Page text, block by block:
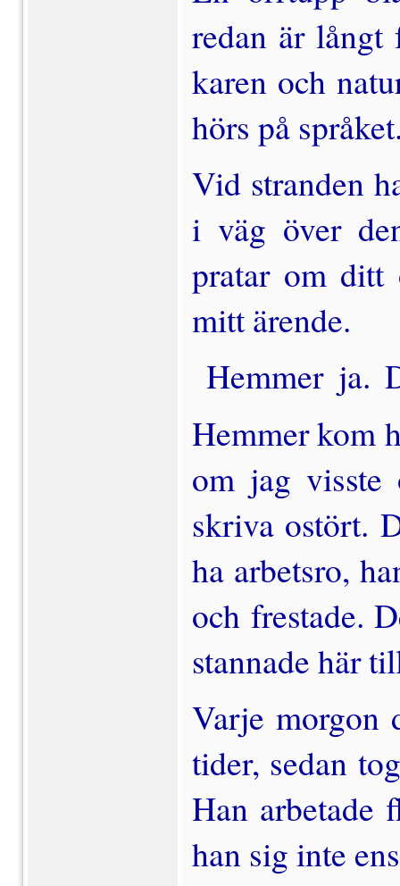
redan är
karen och
hörs på
Vid stranden
i väg över
pratar om
mitt ärende.
 Hemmer
Hemmer kom
om jag visste
skriva ostört.
ha arbetsro,
och frestade.
stannade här
Varje morgon
tider, sedan
Han arbetade
han sig inte